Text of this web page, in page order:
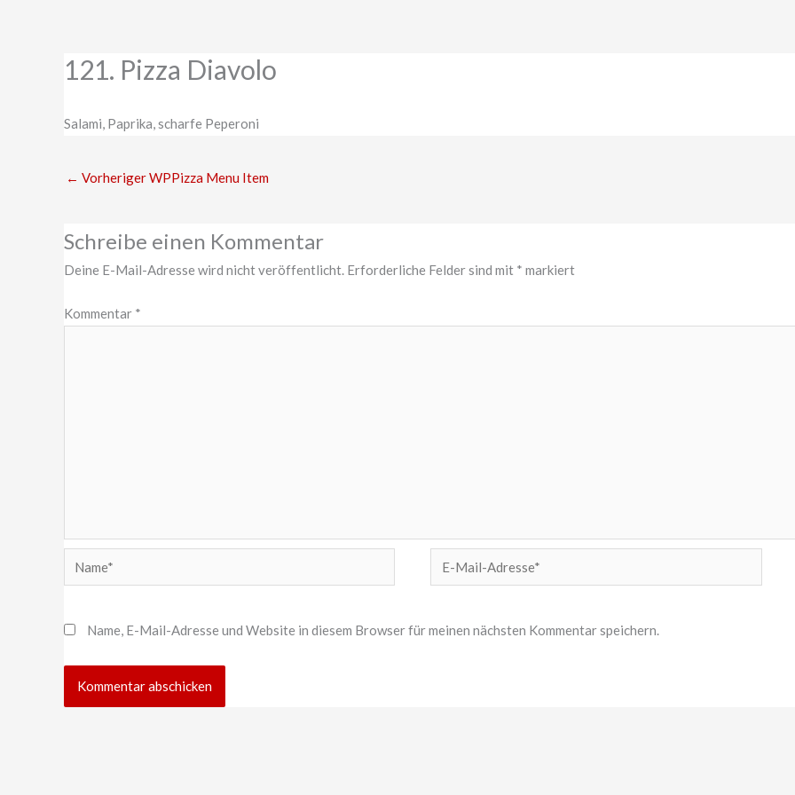
121. Pizza Diavolo
Salami, Paprika, scharfe Peperoni
← Vorheriger WPPizza Menu Item
Schreibe einen Kommentar
Deine E-Mail-Adresse wird nicht veröffentlicht. Erforderliche Felder sind mit * markiert
Kommentar *
Name*
E-
Mail-
Name, E-Mail-Adresse und Website in diesem Browser für meinen nächsten Kommentar speichern.